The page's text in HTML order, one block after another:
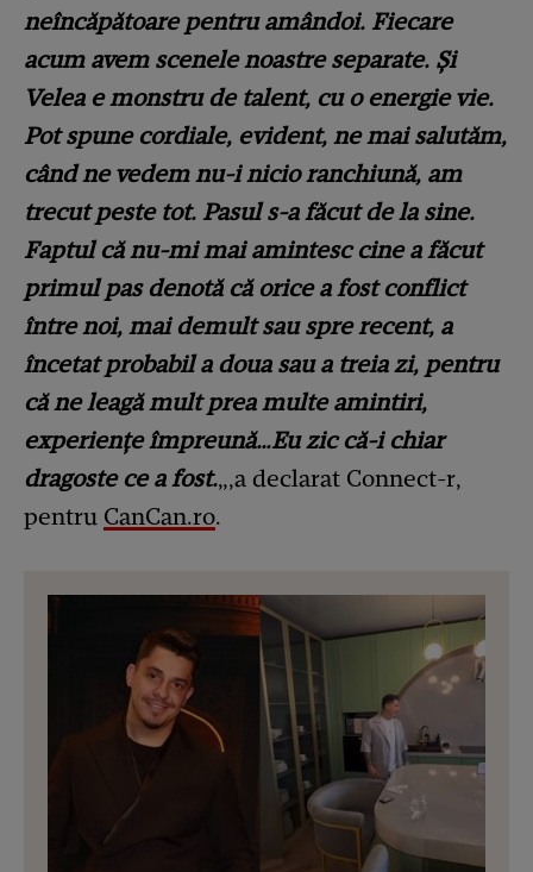
neîncăpătoare pentru amândoi. Fiecare
acum avem scenele noastre separate. Și
Velea e monstru de talent, cu o energie vie.
Pot spune cordiale, evident, ne mai salutăm,
când ne vedem nu-i nicio ranchiună, am
trecut peste tot. Pasul s-a făcut de la sine.
Faptul că nu-mi mai amintesc cine a făcut
primul pas denotă că orice a fost conflict
între noi, mai demult sau spre recent, a
încetat probabil a doua sau a treia zi, pentru
că ne leagă mult prea multe amintiri,
experiențe împreună…Eu zic că-i chiar
dragoste ce a fost.„,a declarat Connect-r,
pentru CanCan.ro.